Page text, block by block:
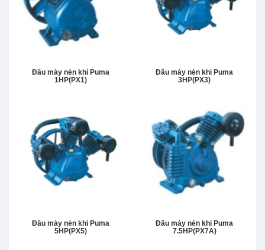
Đầu máy nén khí Puma
1HP(PX1)
Đầu máy nén khí Puma
3HP(PX3)
Đầu máy nén khí Puma
5HP(PX5)
Đầu máy nén khí Puma
7.5HP(PX7A)